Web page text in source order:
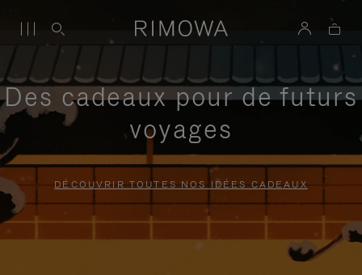
Des cadeaux pour de futurs
voyages
DÉCOUVRIR TOUTES NOS IDÉES CADEAUX